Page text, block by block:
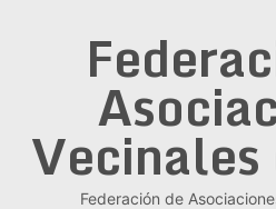
Federación de